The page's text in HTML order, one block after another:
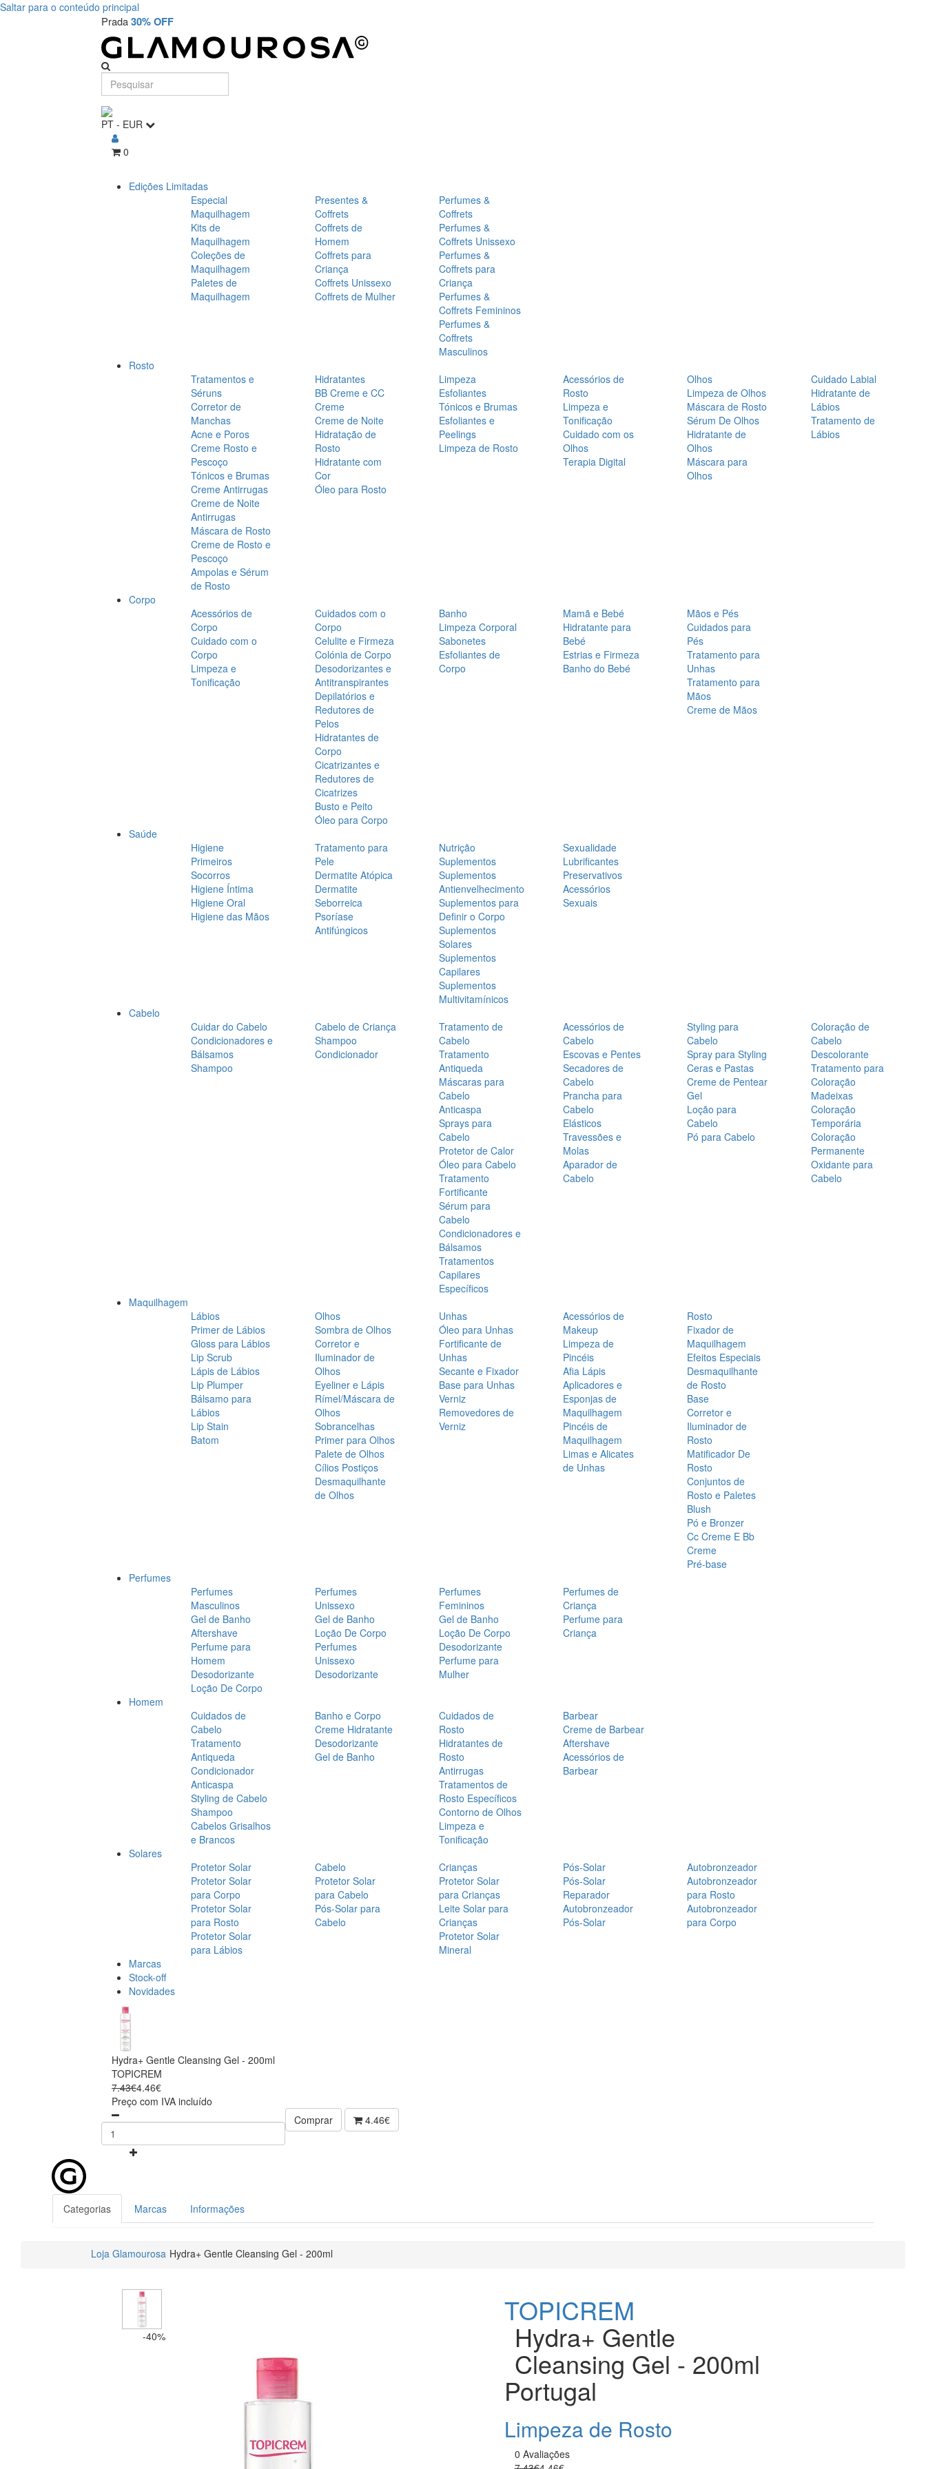
Saltar para o conteúdo principal
Prada30% OFF
PT - EUR
0
Edições Limitadas
Especial
Maquilhagem
Kits de
Maquilhagem
Coleções de
Maquilhagem
Paletes de
Maquilhagem
Presentes &
Coffrets
Coffrets de
Homem
Coffrets para
Criança
Coffrets Unissexo
Coffrets de Mulher
Perfumes &
Coffrets
Perfumes &
Coffrets Unissexo
Perfumes &
Coffrets para
Criança
Perfumes &
Coffrets Femininos
Perfumes &
Coffrets
Masculinos
Rosto
Tratamentos e
Séruns
Corretor de
Manchas
Acne e Poros
Creme Rosto e
Pescoço
Tónicos e Brumas
Creme Antirrugas
Creme de Noite
Antirrugas
Máscara de Rosto
Creme de Rosto e
Pescoço
Ampolas e Sérum
de Rosto
Hidratantes
BB Creme e CC
Creme
Creme de Noite
Hidratação de
Rosto
Hidratante com
Cor
Óleo para Rosto
Limpeza
Esfoliantes
Tónicos e Brumas
Esfoliantes e
Peelings
Limpeza de Rosto
Acessórios de
Rosto
Limpeza e
Tonificação
Cuidado com os
Olhos
Terapia Digital
Olhos
Limpeza de Olhos
Máscara de Rosto
Sérum De Olhos
Hidratante de
Olhos
Máscara para
Olhos
Cuidado Labial
Hidratante de
Lábios
Tratamento de
Lábios
Corpo
Acessórios de
Corpo
Cuidado com o
Corpo
Limpeza e
Tonificação
Cuidados com o
Corpo
Celulite e Firmeza
Colónia de Corpo
Desodorizantes e
Antitranspirantes
Depilatórios e
Redutores de
Pelos
Hidratantes de
Corpo
Cicatrizantes e
Redutores de
Cicatrizes
Busto e Peito
Óleo para Corpo
Banho
Limpeza Corporal
Sabonetes
Esfoliantes de
Corpo
Mamã e Bebé
Hidratante para
Bebé
Estrias e Firmeza
Banho do Bebé
Mãos e Pés
Cuidados para
Pés
Tratamento para
Unhas
Tratamento para
Mãos
Creme de Mãos
Saúde
Higiene
Primeiros
Socorros
Higiene Íntima
Higiene Oral
Higiene das Mãos
Tratamento para
Pele
Dermatite Atópica
Dermatite
Seborreica
Psoríase
Antifúngicos
Nutrição
Suplementos
Suplementos
Antienvelhecimento
Suplementos para
Definir o Corpo
Suplementos
Solares
Suplementos
Capilares
Suplementos
Multivitamínicos
Sexualidade
Lubrificantes
Preservativos
Acessórios
Sexuais
Cabelo
Cuidar do Cabelo
Condicionadores e
Bálsamos
Shampoo
Cabelo de Criança
Shampoo
Condicionador
Tratamento de
Cabelo
Tratamento
Antiqueda
Máscaras para
Cabelo
Anticaspa
Sprays para
Cabelo
Protetor de Calor
Óleo para Cabelo
Tratamento
Fortificante
Sérum para
Cabelo
Condicionadores e
Bálsamos
Tratamentos
Capilares
Específicos
Acessórios de
Cabelo
Escovas e Pentes
Secadores de
Cabelo
Prancha para
Cabelo
Elásticos
Travessões e
Molas
Aparador de
Cabelo
Styling para
Cabelo
Spray para Styling
Ceras e Pastas
Creme de Pentear
Gel
Loção para
Cabelo
Pó para Cabelo
Coloração de
Cabelo
Descolorante
Tratamento para
Coloração
Madeixas
Coloração
Temporária
Coloração
Permanente
Oxidante para
Cabelo
Maquilhagem
Lábios
Primer de Lábios
Gloss para Lábios
Lip Scrub
Lápis de Lábios
Lip Plumper
Bálsamo para
Lábios
Lip Stain
Batom
Olhos
Sombra de Olhos
Corretor e
Iluminador de
Olhos
Eyeliner e Lápis
Rímel/Máscara de
Olhos
Sobrancelhas
Primer para Olhos
Palete de Olhos
Cílios Postiços
Desmaquilhante
de Olhos
Unhas
Óleo para Unhas
Fortificante de
Unhas
Secante e Fixador
Base para Unhas
Verniz
Removedores de
Verniz
Acessórios de
Makeup
Limpeza de
Pincéis
Afia Lápis
Aplicadores e
Esponjas de
Maquilhagem
Pincéis de
Maquilhagem
Limas e Alicates
de Unhas
Rosto
Fixador de
Maquilhagem
Efeitos Especiais
Desmaquilhante
de Rosto
Base
Corretor e
Iluminador de
Rosto
Matificador De
Rosto
Conjuntos de
Rosto e Paletes
Blush
Pó e Bronzer
Cc Creme E Bb
Creme
Pré-base
Perfumes
Perfumes
Masculinos
Gel de Banho
Aftershave
Perfume para
Homem
Desodorizante
Loção De Corpo
Perfumes
Unissexo
Gel de Banho
Loção De Corpo
Perfumes
Unissexo
Desodorizante
Perfumes
Femininos
Gel de Banho
Loção De Corpo
Desodorizante
Perfume para
Mulher
Perfumes de
Criança
Perfume para
Criança
Homem
Cuidados de
Cabelo
Tratamento
Antiqueda
Condicionador
Anticaspa
Styling de Cabelo
Shampoo
Cabelos Grisalhos
e Brancos
Banho e Corpo
Creme Hidratante
Desodorizante
Gel de Banho
Cuidados de
Rosto
Hidratantes de
Rosto
Antirrugas
Tratamentos de
Rosto Específicos
Contorno de Olhos
Limpeza e
Tonificação
Barbear
Creme de Barbear
Aftershave
Acessórios de
Barbear
Solares
Protetor Solar
Protetor Solar
para Corpo
Protetor Solar
para Rosto
Protetor Solar
para Lábios
Cabelo
Protetor Solar
para Cabelo
Pós-Solar para
Cabelo
Crianças
Protetor Solar
para Crianças
Leite Solar para
Crianças
Protetor Solar
Mineral
Pós-Solar
Pós-Solar
Reparador
Autobronzeador
Pós-Solar
Autobronzeador
Autobronzeador
para Rosto
Autobronzeador
para Corpo
Marcas
Stock-off
Novidades
Hydra+ Gentle Cleansing Gel - 200ml
TOPICREM
7.43€4.46€
Preço com IVA incluído
Comprar
4.46€
Categorias Marcas Informações
Loja Glamourosa Hydra+ Gentle Cleansing Gel - 200ml
-40%
TOPICREM
Hydra+ Gentle
Cleansing Gel - 200ml
Portugal
Limpeza de Rosto
0 Avaliações